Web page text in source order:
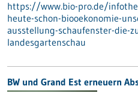
https://www.bio-pro.de/
heute-schon-biooekonomie-
ausstellung-schaufenster-die-
landesgartenschau
BW und Grand Est erneuern